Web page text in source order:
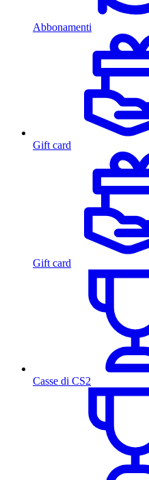
Abbonamenti
Gift card
Gift card
Casse di CS2